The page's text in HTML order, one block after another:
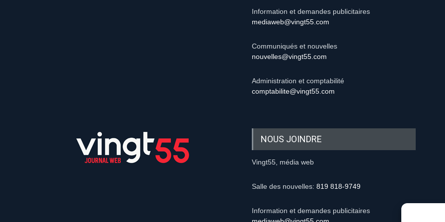
Information et demandes publicitaires
mediaweb@vingt55.com
Communiqués et nouvelles
nouvelles@vingt55.com
Administration et comptabilité
comptabilite@vingt55.com
NOUS JOINDRE
Vingt55, média web
Salle des nouvelles: 819 818-9749
Information et demandes publicitaires